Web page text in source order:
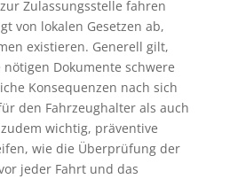
Zulassungsstelle fahren
von lokalen Gesetzen ab,
existieren. Generell gilt,
Dokumente schwere
Konsequenzen nach sich
den Fahrzeughalter als auch
wichtig, präventive
wie die Überprüfung der
jeder Fahrt und das